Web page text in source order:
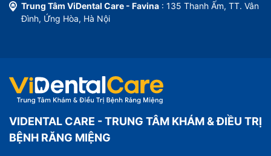
Trung Tâm ViDental Care - Favina : 135 Thanh Ấm, TT. Vân
Đình, Ứng Hòa, Hà Nội
VIDENTAL CARE - TRUNG TÂM KHÁM & ĐIỀU TRỊ
BỆNH RĂNG MIỆNG